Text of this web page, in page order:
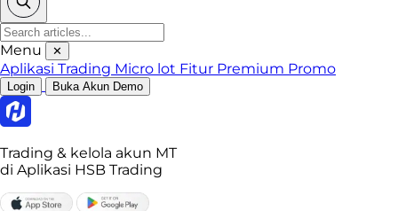
Menu ✕
Aplikasi Trading Micro lot Fitur Premium Promo
Login Buka Akun Demo
Trading & kelola akun MT
di Aplikasi HSB Trading